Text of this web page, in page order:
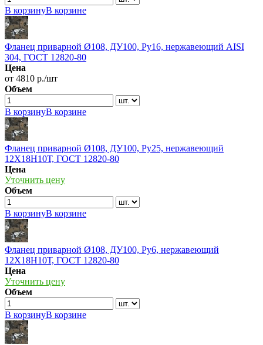
В корзинуВ корзине
Фланец приварной Ø108, ДУ100, Ру16, нержавеющий AISI
304, ГОСТ 12820-80
Цена
от 4810 р./шт
Объем
В корзинуВ корзине
Фланец приварной Ø108, ДУ100, Ру25, нержавеющий
12Х18Н10Т, ГОСТ 12820-80
Цена
Уточнить цену
Объем
В корзинуВ корзине
Фланец приварной Ø108, ДУ100, Ру6, нержавеющий
12Х18Н10Т, ГОСТ 12820-80
Цена
Уточнить цену
Объем
В корзинуВ корзине